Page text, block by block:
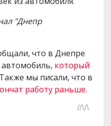
"Днепр
что в Днепре
который
Также мы писали, что в
работу раньше.